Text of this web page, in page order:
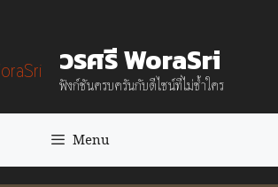
วรศรี WoraSri
ฟังก์ชันครบครันกับดีไซน์ที่ไม่ซ้ำใคร
Menu